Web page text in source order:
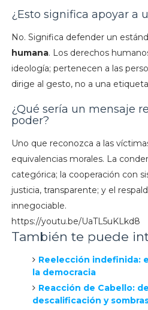
¿Esto significa apoyar a
No. Significa defender un
humana. Los derechos
ideología; pertenecen a las
dirige al gesto, no a una
¿Qué sería un mensaje
poder?
Uno que reconozca a las
equivalencias morales. La
categórica; la cooperación con
justicia, transparente; y el
innegociable.
https://youtu.be/UaTL5uKLkd8
También te puede
Reelección indefinida:
la democracia
Reacción de Cabello:
descalificación y